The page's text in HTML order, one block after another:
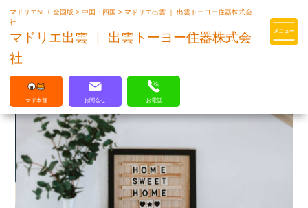
マドリエはLIXILの厳しい基準を
マドリエNET 全国版>中国・四国>マドリエ出雲 ｜ 出雲トーヨー住器株式会
社
マドリエ出雲 ｜ 出雲トーヨー住器株式会
社
マド本舗 お問合せ お電話